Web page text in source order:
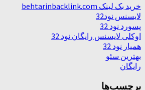
خرید بک لینک behtarinbacklink.com
لایسنس نود32
پسورد نود 32
اوکلی لایسنس رایگان نود 32
همیار نود 32
بهترین سئو
رایگان
برچسب‌ها